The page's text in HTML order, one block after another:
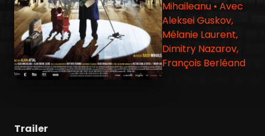
Mihaileanu • Avec
Aleksei Guskov,
Mélanie Laurent,
Dimitry Nazarov,
François Berléand
Trailer